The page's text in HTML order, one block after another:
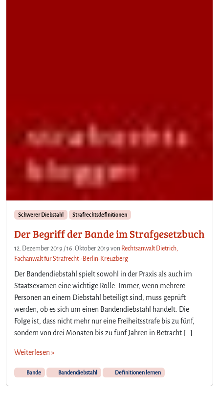
Schwerer Diebstahl Strafrechtsdefinitionen
Der Begriff der Bande im Strafgesetzbuch
12. Dezember 2019 /16. Oktober 2019 von Rechtsanwalt Dietrich,
Fachanwalt für Strafrecht - Berlin-Kreuzberg
Der Bandendiebstahl spielt sowohl in der Praxis als auch im
Staatsexamen eine wichtige Rolle. Immer, wenn mehrere
Personen an einem Diebstahl beteiligt sind, muss geprüft
werden, ob es sich um einen Bandendiebstahl handelt. Die
Folge ist, dass nicht mehr nur eine Freiheitsstrafe bis zu fünf,
sondern von drei Monaten bis zu fünf Jahren in Betracht […]
Weiterlesen »
Bande Bandendiebstahl Definitionen lernen